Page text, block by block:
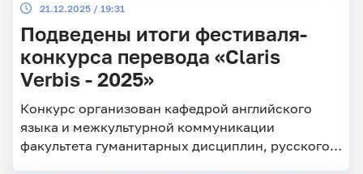
21.12.2025 / 19:31
Подведены итоги фестиваля-
конкурса перевода «Claris
Verbis - 2025»
Конкурс организован кафедрой английского
языка и межкультурной коммуникации
факультета гуманитарных дисциплин, русского и